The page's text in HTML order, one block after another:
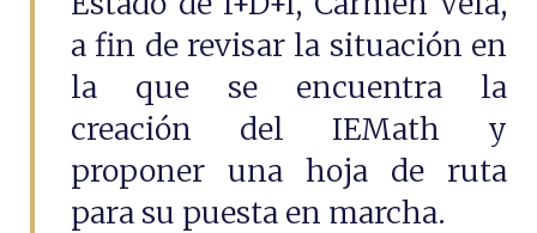
a fin de revisar la situación en
la que se encuentra la
creación del IEMath y
proponer una hoja de ruta
para su puesta en marcha.